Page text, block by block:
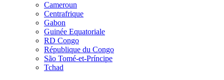
Cameroun
Centrafrique
Gabon
Guinée Equatoriale
RD Congo
République du Congo
São Tomé-et-Príncipe
Tchad